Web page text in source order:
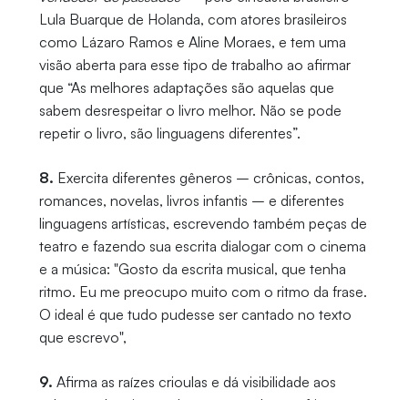
Lula Buarque de Holanda, com atores brasileiros
como Lázaro Ramos e Aline Moraes, e tem uma
visão aberta para esse tipo de trabalho ao afirmar
que “As melhores adaptações são aquelas que
sabem desrespeitar o livro melhor. Não se pode
repetir o livro, são linguagens diferentes”.
8. Exercita diferentes gêneros – crônicas, contos,
romances, novelas, livros infantis – e diferentes
linguagens artísticas, escrevendo também peças de
teatro e fazendo sua escrita dialogar com o cinema
e a música: "Gosto da escrita musical, que tenha
ritmo. Eu me preocupo muito com o ritmo da frase.
O ideal é que tudo pudesse ser cantado no texto
que escrevo",
9. Afirma as raízes crioulas e dá visibilidade aos